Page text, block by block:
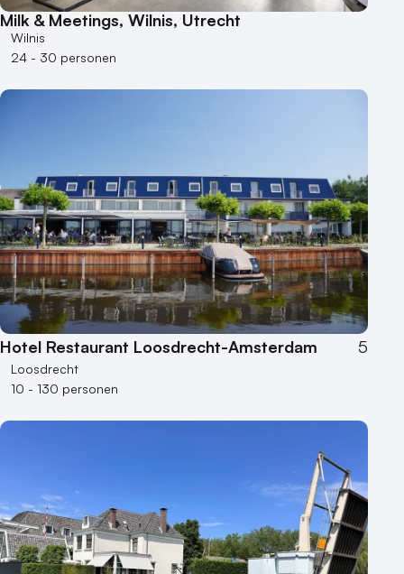
Milk & Meetings, Wilnis, Utrecht
Wilnis
24 - 30 personen
Hotel Restaurant Loosdrecht-Amsterdam 5
Loosdrecht
10 - 130 personen